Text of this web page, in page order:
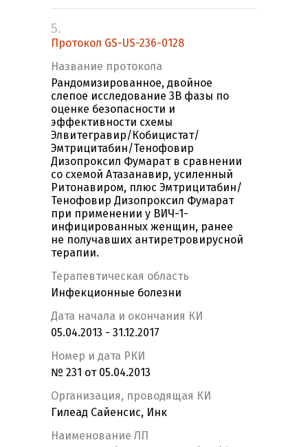
5.
Протокол GS-US-236-0128
Название протокола
Рандомизированное, двойное
слепое исследование 3B фазы по
оценке безопасности и
эффективности схемы
Элвитегравир/Кобицистат/
Эмтрицитабин/Тенофовир
Дизопроксил Фумарат в сравнении
со схемой Атазанавир, усиленный
Ритонавиром, плюс Эмтрицитабин/
Тенофовир Дизопроксил Фумарат
при применении у ВИЧ-1-
инфицированных женщин, ранее
не получавших антиретровирусной
терапии.
Терапевтическая область
Инфекционные болезни
Дата начала и окончания КИ
05.04.2013 - 31.12.2017
Номер и дата РКИ
№ 231 от 05.04.2013
Организация, проводящая КИ
Гилеад Сайенсис, Инк
Наименование ЛП